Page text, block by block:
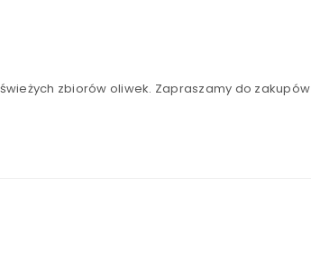
zbiorów oliwek. Zapraszamy do zakupów